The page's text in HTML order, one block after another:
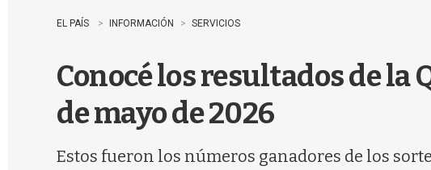
EL PAÍS INFORMACIÓN SERVICIOS
Conocé los resultados de
de mayo de 2026
Estos fueron los números ganadores de los